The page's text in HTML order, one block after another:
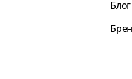
Блог